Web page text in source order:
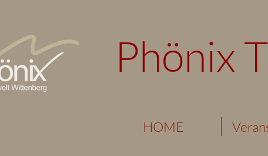
Phönix
HOME